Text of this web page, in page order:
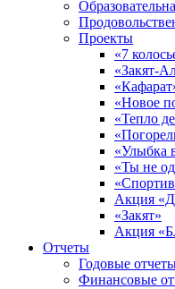
Проекты
«7
«Закят-
«Новое
«Тепло
«Улыбка
«Ты не
Акция
«Закят»
Акция
Отчеты
Годовые
Финансовые